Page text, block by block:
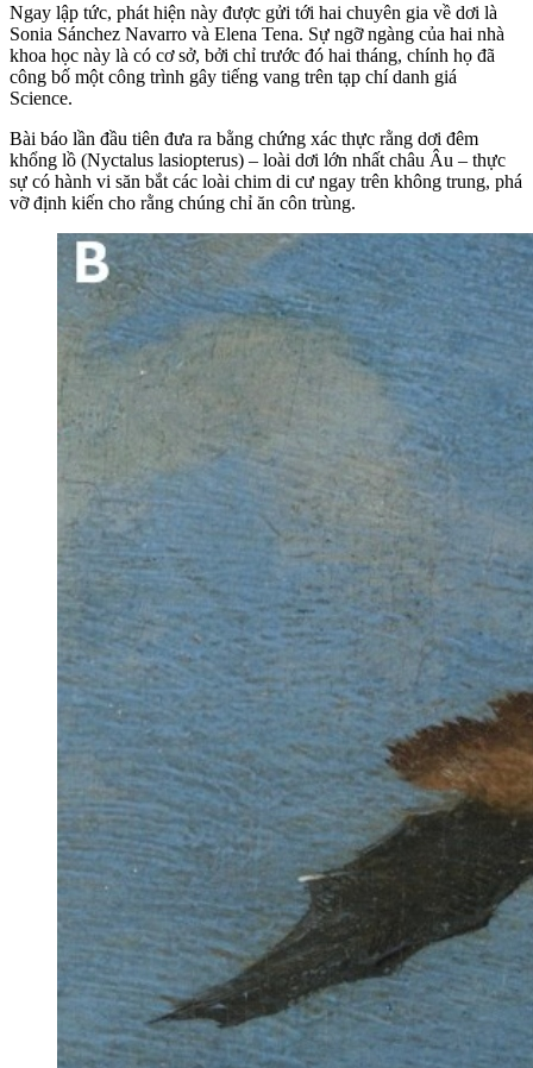
Ngay lập tức, phát hiện này được gửi tới hai chuyên gia về dơi là
Sonia Sánchez Navarro và Elena Tena. Sự ngỡ ngàng của hai nhà
khoa học này là có cơ sở, bởi chỉ trước đó hai tháng, chính họ đã
công bố một công trình gây tiếng vang trên tạp chí danh giá
Science.
Bài báo lần đầu tiên đưa ra bằng chứng xác thực rằng dơi đêm
khổng lồ (Nyctalus lasiopterus) – loài dơi lớn nhất châu Âu – thực
sự có hành vi săn bắt các loài chim di cư ngay trên không trung, phá
vỡ định kiến cho rằng chúng chỉ ăn côn trùng.